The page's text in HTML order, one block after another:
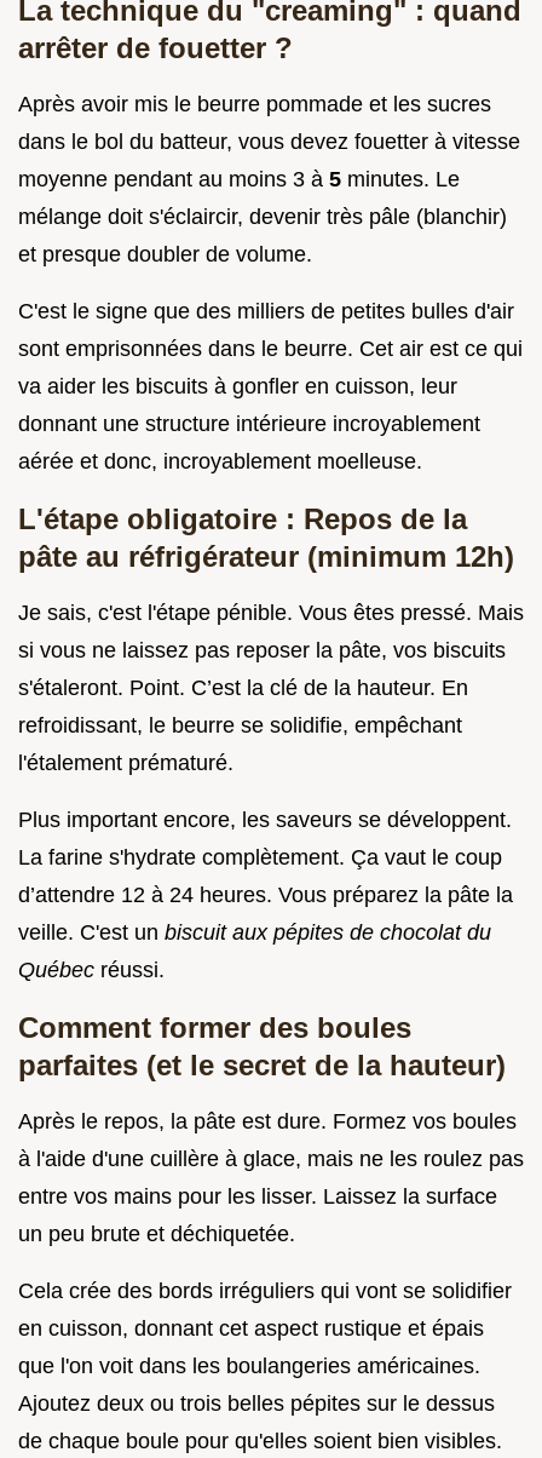
La technique du "creaming" : quand
arrêter de fouetter ?
Après avoir mis le beurre pommade et les sucres
dans le bol du batteur, vous devez fouetter à vitesse
moyenne pendant au moins 3 à 5 minutes. Le
mélange doit s'éclaircir, devenir très pâle (blanchir)
et presque doubler de volume.
C'est le signe que des milliers de petites bulles d'air
sont emprisonnées dans le beurre. Cet air est ce qui
va aider les biscuits à gonfler en cuisson, leur
donnant une structure intérieure incroyablement
aérée et donc, incroyablement moelleuse.
L'étape obligatoire : Repos de la
pâte au réfrigérateur (minimum 12h)
Je sais, c'est l'étape pénible. Vous êtes pressé. Mais
si vous ne laissez pas reposer la pâte, vos biscuits
s'étaleront. Point. C’est la clé de la hauteur. En
refroidissant, le beurre se solidifie, empêchant
l'étalement prématuré.
Plus important encore, les saveurs se développent.
La farine s'hydrate complètement. Ça vaut le coup
d’attendre 12 à 24 heures. Vous préparez la pâte la
veille. C'est un biscuit aux pépites de chocolat du
Québec réussi.
Comment former des boules
parfaites (et le secret de la hauteur)
Après le repos, la pâte est dure. Formez vos boules
à l'aide d'une cuillère à glace, mais ne les roulez pas
entre vos mains pour les lisser. Laissez la surface
un peu brute et déchiquetée.
Cela crée des bords irréguliers qui vont se solidifier
en cuisson, donnant cet aspect rustique et épais
que l'on voit dans les boulangeries américaines.
Ajoutez deux ou trois belles pépites sur le dessus
de chaque boule pour qu'elles soient bien visibles.